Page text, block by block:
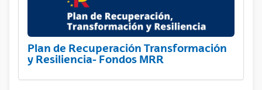
Plan de Recuperación Transformación
y Resiliencia- Fondos MRR